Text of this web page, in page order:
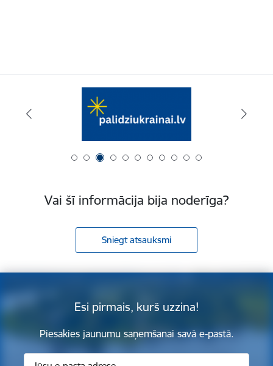
Vai šī informācija bija noderīga?
Sniegt atsauksmi
Esi pirmais, kurš uzzina!
Piesakies jaunumu saņemšanai savā e-pastā.